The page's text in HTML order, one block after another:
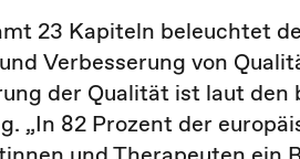
23 Kapiteln beleuchtet
Verbesserung von
der Qualität ist laut
„In 82 Prozent der